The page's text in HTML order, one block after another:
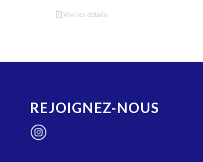
Voir les détails
REJOIGNEZ-NOUS